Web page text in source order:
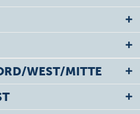
WEST/MITTE